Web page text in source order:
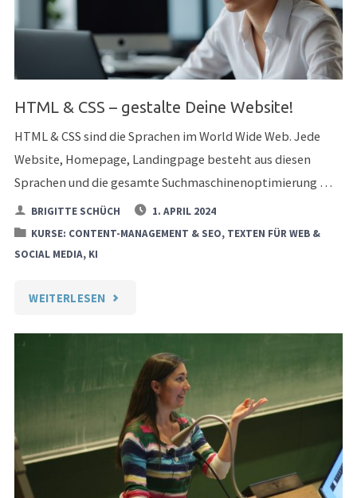
WEBSITES,
SOCIAL
MEDIA"
HTML & CSS – gestalte Deine Website!
HTML & CSS sind die Sprachen im World Wide Web. Jede
Website, Homepage, Landingpage besteht aus diesen
Sprachen und die gesamte Suchmaschinenoptimierung …
BRIGITTE SCHÜCH
1. APRIL 2024
KURSE: CONTENT-MANAGEMENT & SEO, TEXTEN FÜR WEB &
SOCIAL MEDIA, KI
WEITERLESEN "HTML
CSS
GESTALTE
DEINE
WEBSITE!"